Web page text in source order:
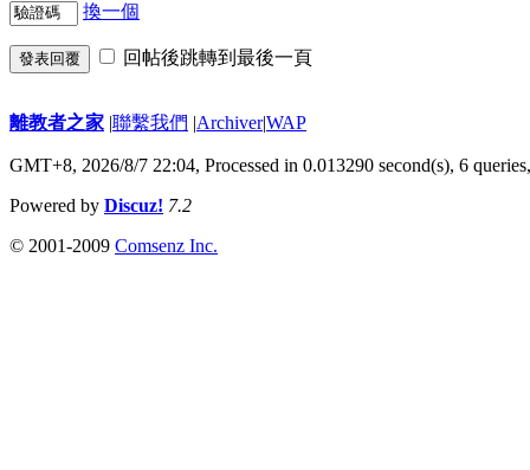
換一個
發表回覆 回帖後跳轉到最後一頁
離教者之家 |聯繫我們 |Archiver|WAP
GMT+8, 2026/8/7 22:04, Processed in 0.013290 second(s), 6
Powered by Discuz! 7.2
© 2001-2009 Comsenz Inc.